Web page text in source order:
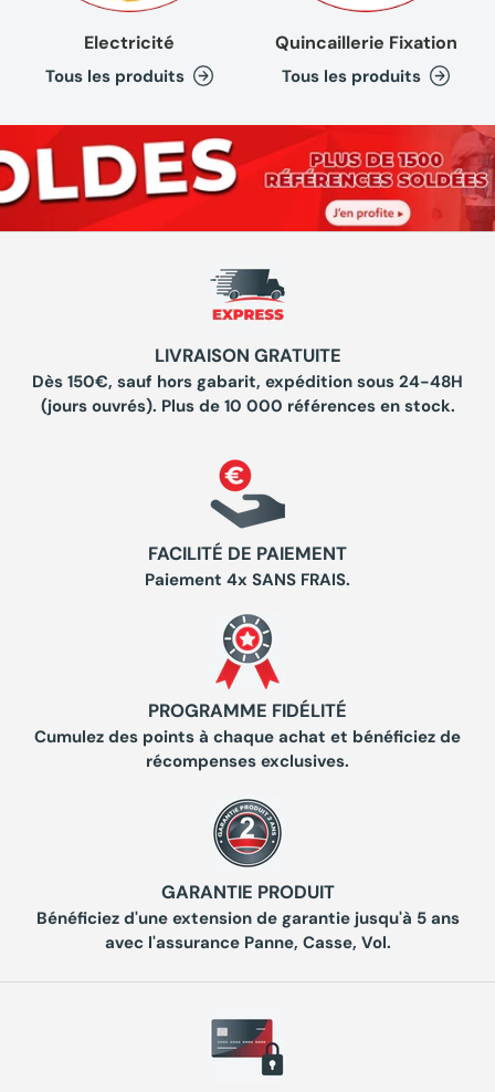
Electricité
Tous les produits
Quincaillerie Fixation
Tous les produits
LIVRAISON GRATUITE
Dès 150€, sauf hors gabarit, expédition sous 24-48H
(jours ouvrés). Plus de 10 000 références en stock.
FACILITÉ DE PAIEMENT
Paiement 4x SANS FRAIS.
PROGRAMME FIDÉLITÉ
Cumulez des points à chaque achat et bénéficiez de
récompenses exclusives.
GARANTIE PRODUIT
Bénéficiez d'une extension de garantie jusqu'à 5 ans
avec l'assurance Panne, Casse, Vol.